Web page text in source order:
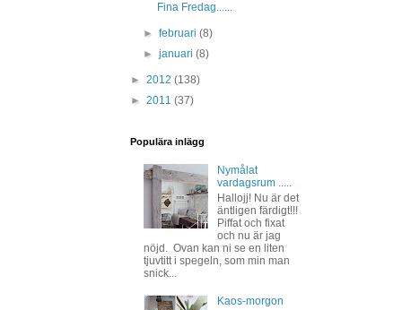
Fina Fredag......
►februari(8)
►januari(8)
► 2012 (138)
► 2011 (37)
Populära inlägg
Nymålat
vardagsrum .....
Hallojj! Nu är det
äntligen färdigt!!!
Piffat och fixat
och nu är jag
nöjd. Ovan kan ni se en liten
tjuvtitt i spegeln, som min man
snick...
Kaos-morgon